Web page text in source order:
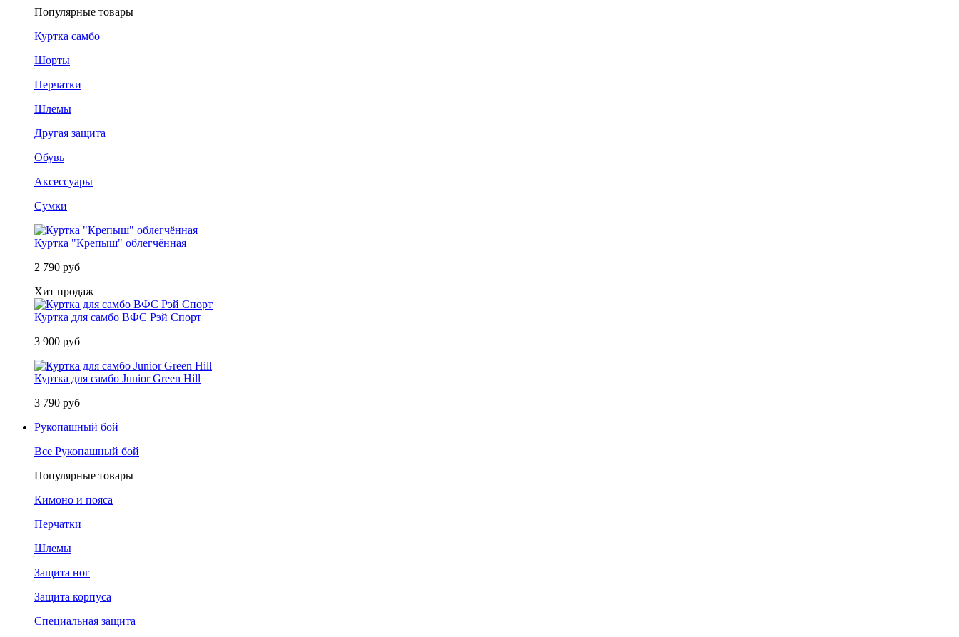
Популярные товары
Куртка самбо
Шорты
Перчатки
Шлемы
Другая защита
Обувь
Аксессуары
Сумки
Куртка "Крепыш" облегчённая
2 790 руб
Хит продаж
Куртка для самбо ВФС Рэй Спорт
3 900 руб
Куртка для самбо Junior Green Hill
3 790 руб
Рукопашный бой
Все Рукопашный бой
Популярные товары
Кимоно и пояса
Перчатки
Шлемы
Защита ног
Защита корпуса
Специальная защита